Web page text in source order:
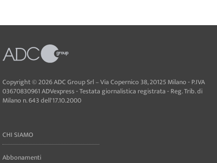
Copyright © 2026 ADC Group Srl – Via Copernico 38, 20125 Milano - P.IVA
03670830961 ADVexpress - Testata giornalistica registrata - Reg. Trib. di
Milano n. 643 dell'17.10.2000
CHI SIAMO
Abbonamenti